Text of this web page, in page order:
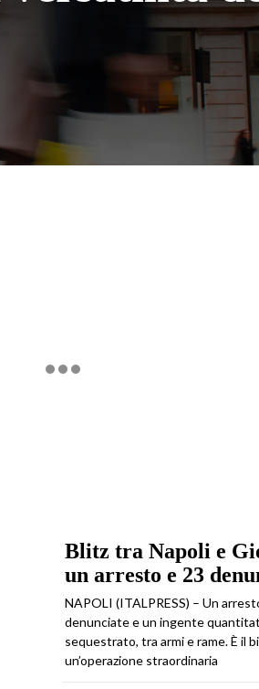
Blitz tra Napoli e
un arresto e 23
NAPOLI (ITALPRESS) – Un
denunciate e un ingente
sequestrato, tra armi e rame. È il
un’operazione straordinaria